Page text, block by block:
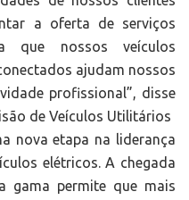
a oferta de serviços
que nossos veículos
ajudam nossos
profissional”, disse
de Veículos Utilitários
nova etapa na liderança
elétricos. A chegada
gama permite que mais